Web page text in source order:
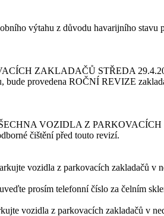
výtahu z důvodu havarijního
ZAKLADAČŮ STŘEDA
provedena ROČNÍ REVIZE
VOZIDLA Z
čištění před touto revizí.
vozidla z parkovacích zakladačů v
prosím telefonní číslo za čelním
vozidla z parkovacích zakladačů v